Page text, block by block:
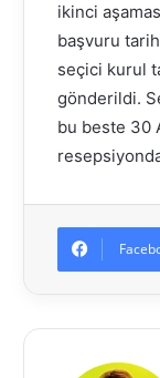
ikinci
başvuru
seçici kurul
gönderildi.
bu beste 30